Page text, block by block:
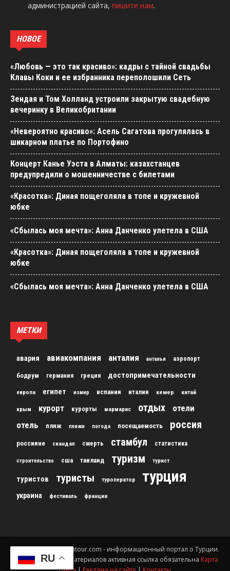
администрацией сайта, пишите нам.
НОВОЕ
«Любовь — это так красиво»: кадры с тайной свадьбы
Клавы Коки и ее избранника переполошили Сеть
Зендая и Том Холланд устроили закрытую свадебную
вечеринку в Великобритании
«Невероятно красиво»: Асель Сагатова прогулялась в
шикарном платье по Портофино
Концерт Канье Уэста в Алматы: казахстанцев
предупредили о мошенничестве с билетами
«Красотка»: Диная пощеголяла в топе и кружевной
юбке
«Сбылась моя мечта»: Анна Данченко улетела в США
«Красотка»: Диная пощеголяла в топе и кружевной
юбке
«Сбылась моя мечта»: Анна Данченко улетела в США
МЕТКИ
авария авиакомпания анталия анталья аэропорт
бодрум германия греция достопримечательности
европа египет измир испания италия кемер китай
крым курорт курорты мармарис отдых
отели
отель
пляж пляжи погода посещаемость россия
россияне скандал смерть стамбул статистика
строительство сша таиланд туризм турист
туристов туристы туроператор турция
украина фестиваль франция
© 2012-2024 gursesintour.com - информационный портал о Турции.
При копировании материалов активная ссылка обязательна Карта
RU